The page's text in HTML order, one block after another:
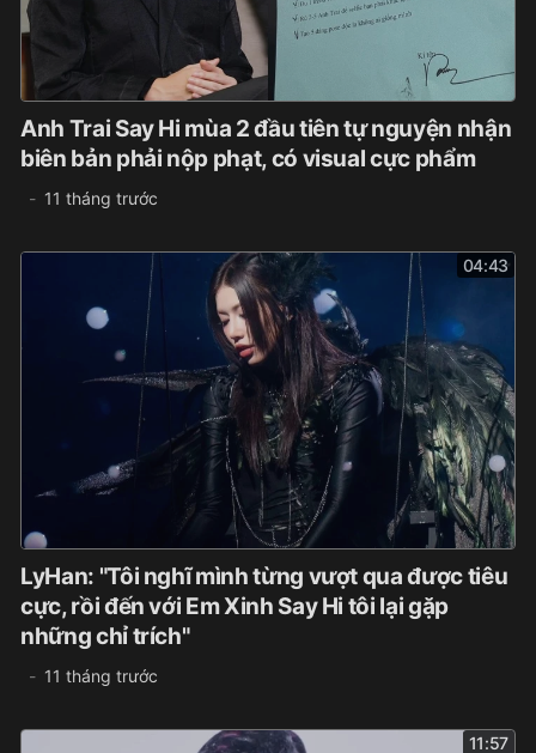
Anh Trai Say Hi mùa 2 đầu tiên tự nguyện nhận
biên bản phải nộp phạt, có visual cực phẩm
11 tháng trước
04:43
LyHan: "Tôi nghĩ mình từng vượt qua được tiêu
cực, rồi đến với Em Xinh Say Hi tôi lại gặp
những chỉ trích"
11 tháng trước
11:57